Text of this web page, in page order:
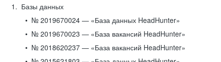
Базы данных
№ 2019670024 — «База данных HeadHunter»
№ 2019670023 — «База вакансий HeadHunter»
№ 2018620237 — «База вакансий HeadHunter»